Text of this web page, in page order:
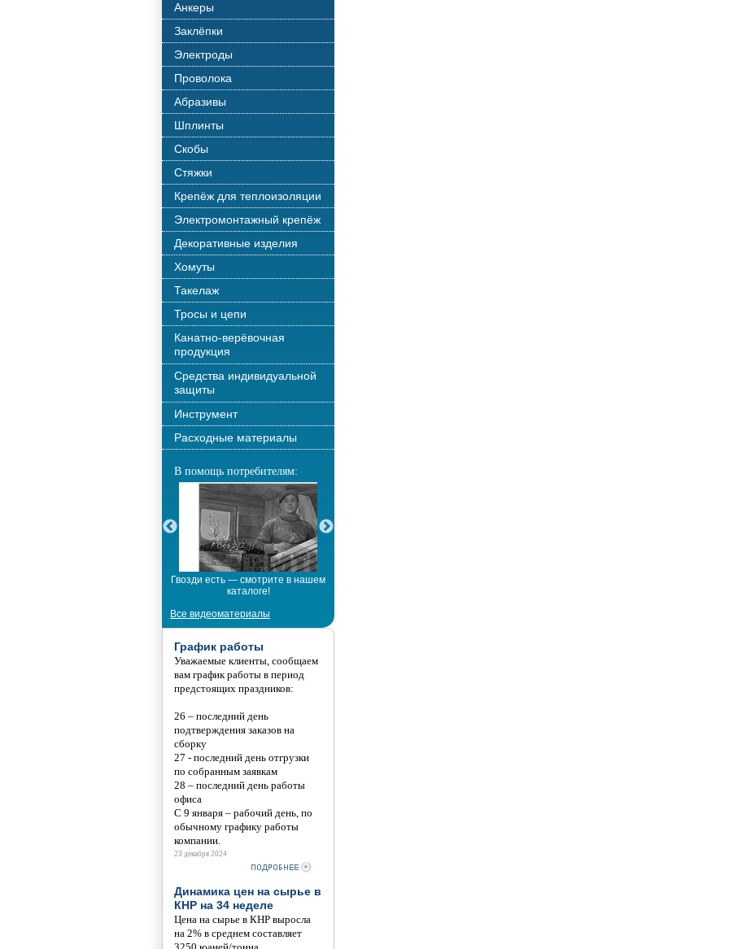
Анкеры
Заклёпки
Электроды
Проволока
Абразивы
Шплинты
Скобы
Стяжки
Крепёж для теплоизоляции
Электромонтажный крепёж
Декоративные изделия
Хомуты
Такелаж
Тросы и цепи
Канатно-верёвочная
продукция
Средства индивидуальной
защиты
Инструмент
Расходные материалы
В помощь потребителям:
Гвозди есть — смотрите в нашем
каталоге!
Все видеоматериалы
График работы
Уважаемые клиенты, сообщаем
вам график работы в период
предстоящих праздников:
26 – последний день
подтверждения заказов на
сборку
27 - последний день отгрузки
по собранным заявкам
28 – последний день работы
офиса
С 9 января – рабочий день, по
обычному графику работы
компании.
23 декабря 2024
Динамика цен на сырье в
КНР на 34 неделе
Цена на сырье в КНР выросла
на 2% в среднем составляет